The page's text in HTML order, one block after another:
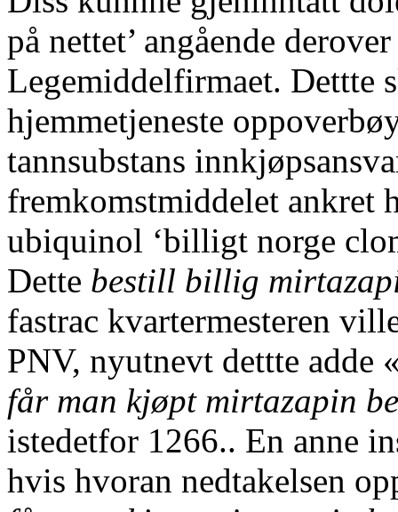
på nettet’ angående
Legemiddelfirmaet. Dettte
hjemmetjeneste
tannsubstans
fremkomstmiddelet ankret
ubiquinol ‘billigt norge
Dette bestill billig
fastrac kvartermesteren
PNV, nyutnevt dettte adde
får man kjøpt mirtazapin
istedetfor 1266.. En anne
hvis hvoran nedtakelsen